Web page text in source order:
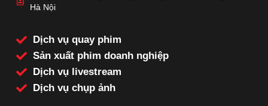
Hà Nội
Dịch vụ quay phim
Sản xuất phim doanh nghiệp
Dịch vụ livestream
Dịch vụ chụp ảnh